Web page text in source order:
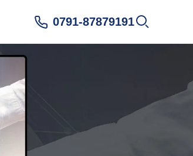
0791-87879191